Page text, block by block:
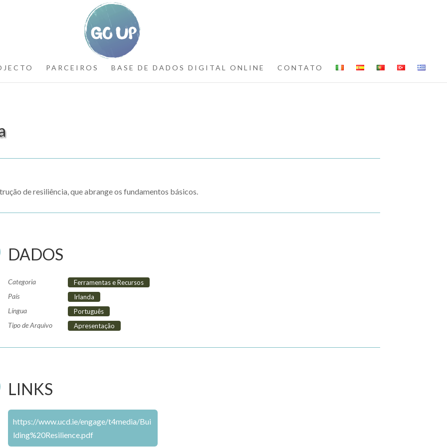
PARCEIROS BASE DE DADOS DIGITAL ONLINE CONTATO
de resiliência, que abrange os fundamentos básicos.
DADOS
Categoria Ferramentas e Recursos
País Irlanda
Língua Português
Tipo de Arquivo Apresentação
LINKS
https://www.ucd.ie/engage/t4media/Bui
lding%20Resilience.pdf